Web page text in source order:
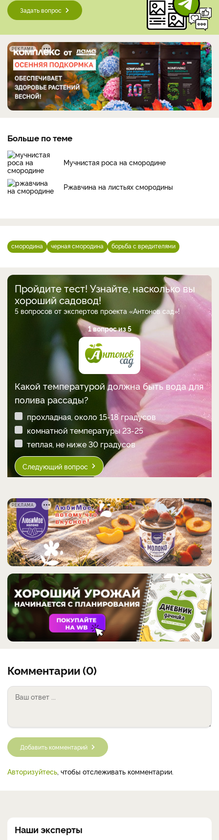
Задать вопрос
РЕКЛАМА
Больше по теме
Мучнистая роса на смородине
Ржавчина на листьях смородины
смородина черная смородина борьба с вредителями
Пройдите тест! Узнайте, насколько вы
хороший садовод!
5 вопросов от экспертов проекта «Антонов сад»!
1 вопрос из 5
Какой температурой должна быть вода для
полива рассады?
прохладная, около 15-18 градусов
комнатной температуры 23-25
теплая, не ниже 30 градусов
Следующий вопрос
РЕКЛАМА
Комментарии (0)
Добавить комментарий
Авторизуйтесь, чтобы отслеживать комментарии.
Наши эксперты